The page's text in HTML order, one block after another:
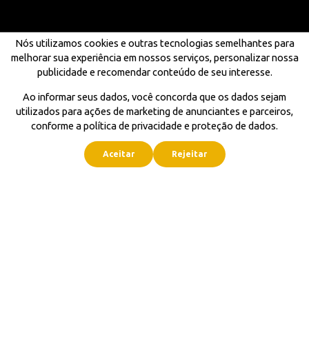
Nós utilizamos cookies e outras tecnologias semelhantes para
melhorar sua experiência em nossos serviços, personalizar nossa
publicidade e recomendar conteúdo de seu interesse.
Ao informar seus dados, você concorda que os dados sejam
utilizados para ações de marketing de anunciantes e parceiros,
conforme a política de privacidade e proteção de dados.
Aceitar Rejeitar